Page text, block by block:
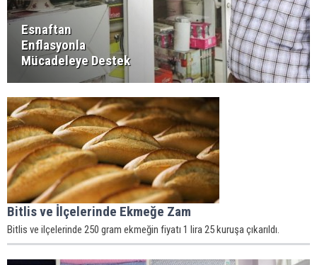
Esnaftan
Enflasyonla
Mücadeleye Destek
Bitlis ve İlçelerinde Ekmeğe Zam
Bitlis ve ilçelerinde 250 gram ekmeğin fiyatı 1 lira 25 kuruşa çıkarıldı.